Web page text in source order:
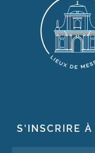
S'INSCRIRE